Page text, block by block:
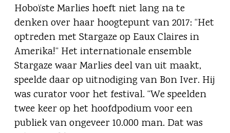
Hoboïste Marlies hoeft niet lang na te
denken over haar hoogtepunt van 2017: “Het
optreden met Stargaze op Eaux Claires in
Amerika!” Het internationale ensemble
Stargaze waar Marlies deel van uit maakt,
speelde daar op uitnodiging van Bon Iver. Hij
was curator voor het festival. “We speelden
twee keer op het hoofdpodium voor een
publiek van ongeveer 10.000 man. Dat was